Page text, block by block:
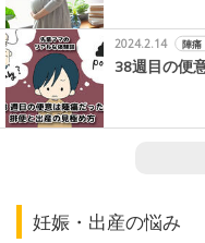
2024.2.14
陣痛
38週目の便
妊娠・出産の悩み